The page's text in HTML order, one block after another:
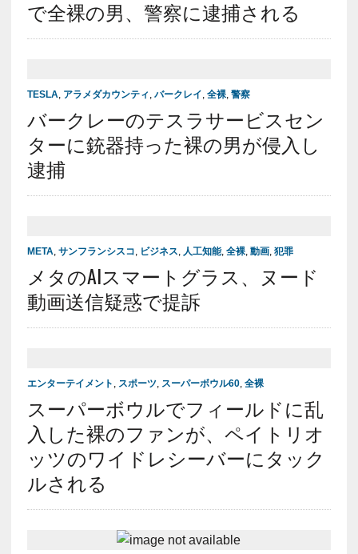
で全裸の男、警察に逮捕される
TESLA, アラメダカウンティ , バークレイ, 全裸, 警察
バークレーのテスラサービスセン
ターに銃器持った裸の男が侵入し
逮捕
META, サンフランシスコ, ビジネス, 人工知能, 全裸, 動画, 犯罪
メタのAIスマートグラス、ヌード
動画送信疑惑で提訴
エンターテイメント , スポーツ, スーパーボウル60, 全裸
スーパーボウルでフィールドに乱
入した裸のファンが、ペイトリオ
ッツのワイドレシーバーにタック
ルされる